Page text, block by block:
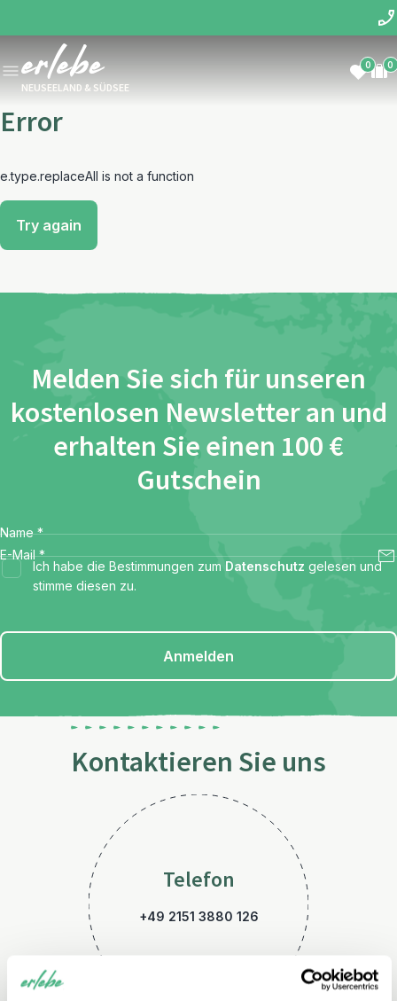
NEUSEELAND & SÜDSEE
0 0
Error
e.type.replaceAll is not a function
Try again
Melden Sie sich für unseren
kostenlosen Newsletter an und
erhalten Sie einen 100 €
Gutschein
Name *
E-Mail *
Ich habe die Bestimmungen zum Datenschutz gelesen und
stimme diesen zu.
Anmelden
Kontaktieren Sie uns
Telefon
+49 2151 3880 126